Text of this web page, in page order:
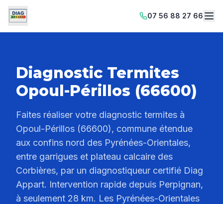
07 56 88 27 66
Diagnostic Termites
Opoul-Périllos (66600)
Faites réaliser votre diagnostic termites à
Opoul-Périllos (66600), commune étendue
aux confins nord des Pyrénées-Orientales,
entre garrigues et plateau calcaire des
Corbières, par un diagnostiqueur certifié Diag
Appart. Intervention rapide depuis Perpignan,
à seulement 28 km. Les Pyrénées-Orientales